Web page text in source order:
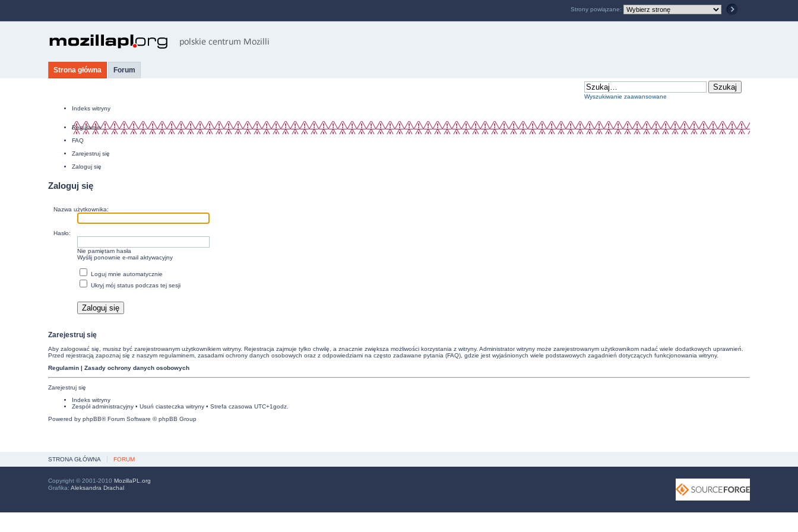
Strona główna Forum
Wyszukiwanie zaawansowane
Indeks witryny
Regulamin
FAQ
Zarejestruj się
Zaloguj się
Zaloguj się
Nazwa użytkownika:
Hasło:
Nie pamiętam hasła
Wyślij ponownie e-mail aktywacyjny
Loguj mnie automatycznie
Ukryj mój status podczas tej sesji
Zarejestruj się
Aby zalogować się, musisz być zarejestrowanym użytkownikiem witryny. Rejestracja zajmuje tylko chwilę, a znacznie zwiększa możliwości korzystania z witryny. Administrator witryny może zarejestrowanym użytkownikom nadać wiele dodatkowych uprawnień.
Przed rejestracją zapoznaj się z naszym regulaminem, zasadami ochrony danych osobowych oraz z odpowiedziami na często zadawane pytania (FAQ), gdzie jest wyjaśnionych wiele podstawowych zagadnień dotyczących funkcjonowania witryny.
Regulamin| Zasady ochrony danych osobowych
Zarejestruj się
Indeks witryny
Zespół administracyjny• Usuń ciasteczka witryny• Strefa czasowa UTC+1godz.
Powered by phpBB® Forum Software © phpBB Group
Strony powiązane:
STRONA GŁÓWNA FORUM
Copyright © 2001-2010 MozillaPL.org
Grafika: Aleksandra Drachal